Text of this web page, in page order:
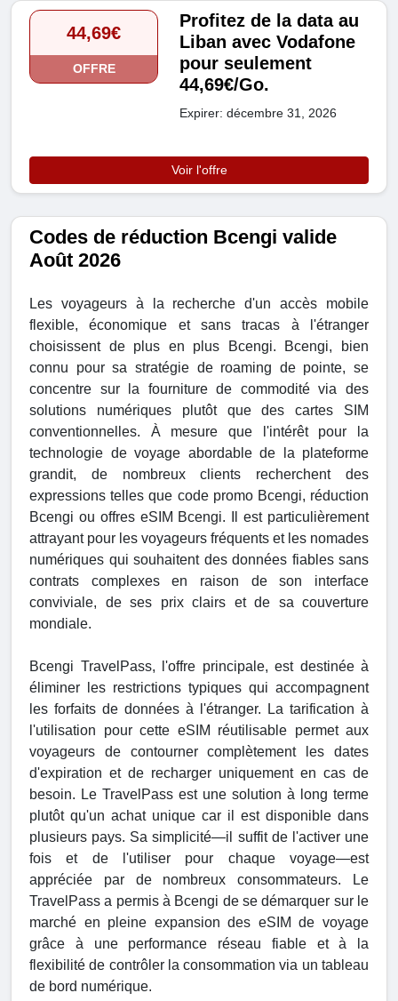
44,69€
OFFRE
Profitez de la data au
Liban avec Vodafone
pour seulement
44,69€/Go.
Expirer: décembre 31, 2026
Voir l'offre
Codes de réduction Bcengi valide
Août 2026
Les voyageurs à la recherche d'un accès mobile
flexible, économique et sans tracas à l'étranger
choisissent de plus en plus Bcengi. Bcengi, bien
connu pour sa stratégie de roaming de pointe, se
concentre sur la fourniture de commodité via des
solutions numériques plutôt que des cartes SIM
conventionnelles. À mesure que l'intérêt pour la
technologie de voyage abordable de la plateforme
grandit, de nombreux clients recherchent des
expressions telles que code promo Bcengi, réduction
Bcengi ou offres eSIM Bcengi. Il est particulièrement
attrayant pour les voyageurs fréquents et les nomades
numériques qui souhaitent des données fiables sans
contrats complexes en raison de son interface
conviviale, de ses prix clairs et de sa couverture
mondiale.
Bcengi TravelPass, l'offre principale, est destinée à
éliminer les restrictions typiques qui accompagnent
les forfaits de données à l'étranger. La tarification à
l'utilisation pour cette eSIM réutilisable permet aux
voyageurs de contourner complètement les dates
d'expiration et de recharger uniquement en cas de
besoin. Le TravelPass est une solution à long terme
plutôt qu'un achat unique car il est disponible dans
plusieurs pays. Sa simplicité—il suffit de l'activer une
fois et de l'utiliser pour chaque voyage—est
appréciée par de nombreux consommateurs. Le
TravelPass a permis à Bcengi de se démarquer sur le
marché en pleine expansion des eSIM de voyage
grâce à une performance réseau fiable et à la
flexibilité de contrôler la consommation via un tableau
de bord numérique.